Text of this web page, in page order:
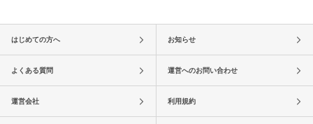
はじめての方へ お知らせ
よくある質問 運営へのお問い合わせ
運営会社 利用規約